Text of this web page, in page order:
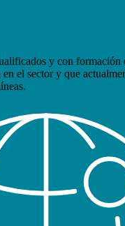
y con formación
el sector y que